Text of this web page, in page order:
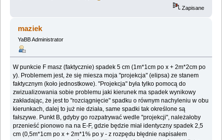
Zapisane
maziek
YaBB Administrator
W punkcie F masz (faktycznie) spadek 5 cm (1m*1cm po x + 2m*2cm po
y). Problemem jest, że się miesza moja "projekcja" (elipsa) ze stanem
faktycznym (koło jednostkowe). "Projekcja" była tylko pomocą do
zwizualizowania sobie problemu jaki kierunek ma spadek wynikowy
zakładając, że jest to "rozciągnięcie" spadku o równym nachyleniu w obu
kierunkach, dalej to już nie działa, same spadki tak określone są
fałszywe. Punkt B, gdyby go rozpatrywać wedle "projekcji", należałoby
przenieść pionowo na na E-F, gdzie będzie miał identyczny spadek 2,5
cm (0,5m*1cm po x + 2m*1% po y - z rozpędu błędnie napisałem